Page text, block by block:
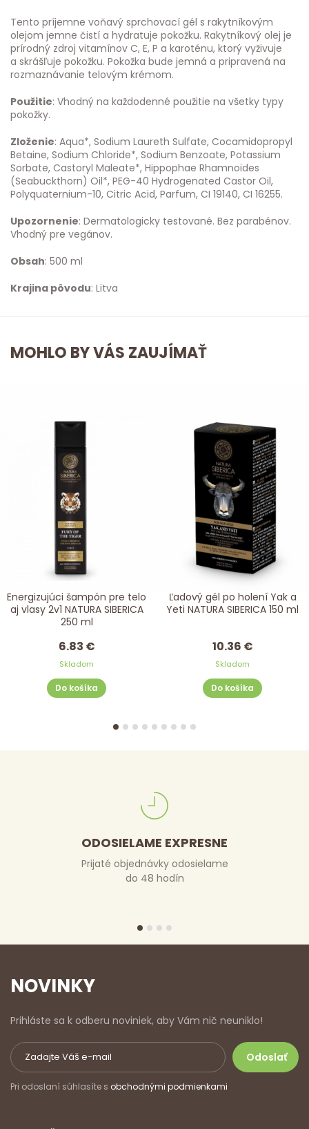
Tento príjemne voňavý sprchovací gél s rakytníkovým
olejom jemne čistí a hydratuje pokožku. Rakytníkový olej je
prírodný zdroj vitamínov C, E, P a karoténu, ktorý vyživuje
a skrášľuje pokožku. Pokožka bude jemná a pripravená na
rozmaznávanie telovým krémom.
Použitie: Vhodný na každodenné použitie na všetky typy
pokožky.
Zloženie: Aqua*, Sodium Laureth Sulfate, Cocamidopropyl
Betaine, Sodium Chloride*, Sodium Benzoate, Potassium
Sorbate, Castoryl Maleate*, Hippophae Rhamnoides
(Seabuckthorn) Oil*, PEG-40 Hydrogenated Castor Oil,
Polyquaternium-10, Citric Acid, Parfum, CI 19140, CI 16255.
Upozornenie: Dermatologicky testované. Bez parabénov.
Vhodný pre vegánov.
Obsah: 500 ml
Krajina pôvodu: Litva
MOHLO BY VÁS ZAUJÍMAŤ
Energizujúci šampón pre telo
aj vlasy 2v1 NATURA SIBERICA
250 ml
6.83 €
Skladom
Do košíka
Ľadový gél po holení Yak a
Yeti NATURA SIBERICA 150 ml
10.36 €
Skladom
Do košíka
ODOSIELAME EXPRESNE
Prijaté objednávky odosielame
do 48 hodín
NOVINKY
Prihláste sa k odberu noviniek, aby Vám nič neuniklo!
Pri odoslaní súhlasíte s obchodnými podmienkami